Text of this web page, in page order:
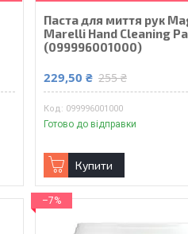
Паста для миття рук
Marelli Hand Cleaning
(099996001000)
229,50 ₴ 255 ₴
099996001000
Готово до відправки
Купити
–7%